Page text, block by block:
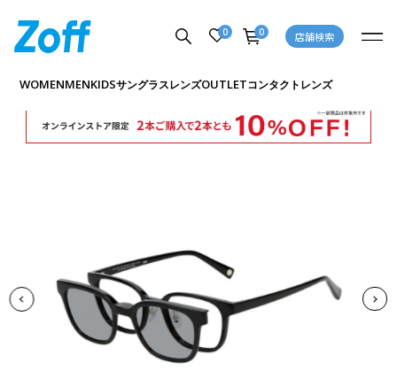
0 0 店舗検索
WOMENMENKIDSサングラスレンズOUTLETコンタクトレンズ
商品詳細ページへ